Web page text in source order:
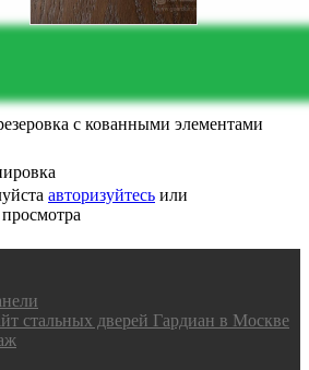
с кованными элементами
авторизуйтесь или
просмотра
стальных дверей Гардиан в Москве